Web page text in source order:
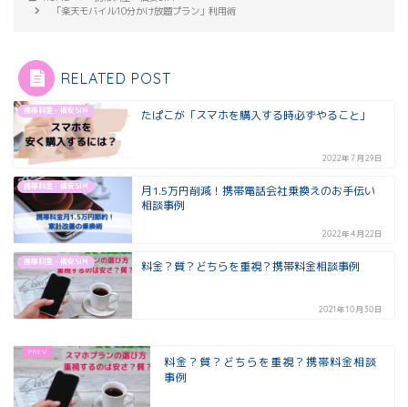
「楽天モバイル10分かけ放題プラン」利用術
RELATED POST
携帯料金・格安SIM たぱこが「スマホを購入する時必ずやること」
2022年7月29日
携帯料金・格安SIM
月1.5万円削減！携帯電話会社乗換えのお手伝い
相談事例
2022年4月22日
携帯料金・格安SIM 料金？質？どちらを重視？携帯料金相談事例
2021年10月30日
料金？質？どちらを重視？携帯料金相談
事例